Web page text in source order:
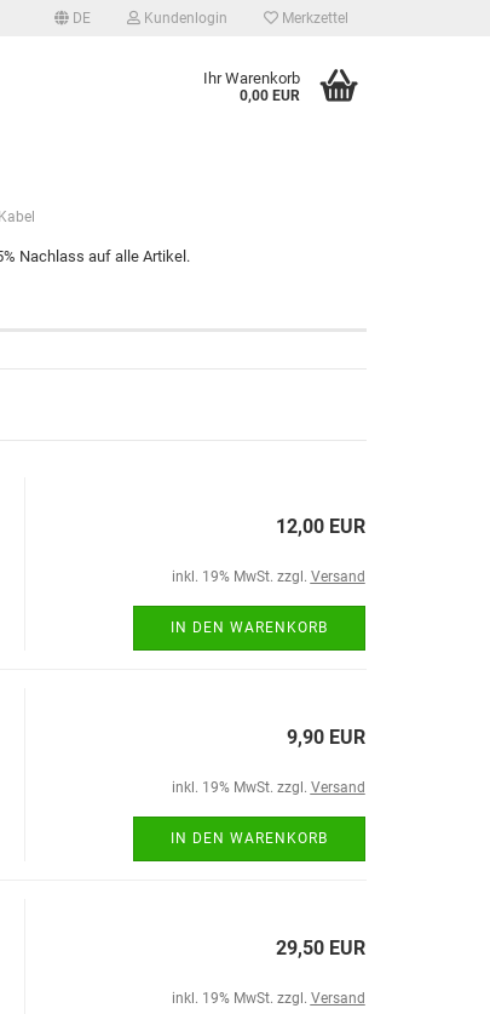
DE Kundenlogin Merkzettel
Ihr Warenkorb
0,00 EUR
Nachlass auf alle Artikel.
12,00 EUR
inkl. 19% MwSt. zzgl. Versand
IN DEN WARENKORB
9,90 EUR
inkl. 19% MwSt. zzgl. Versand
IN DEN WARENKORB
29,50 EUR
inkl. 19% MwSt. zzgl. Versand